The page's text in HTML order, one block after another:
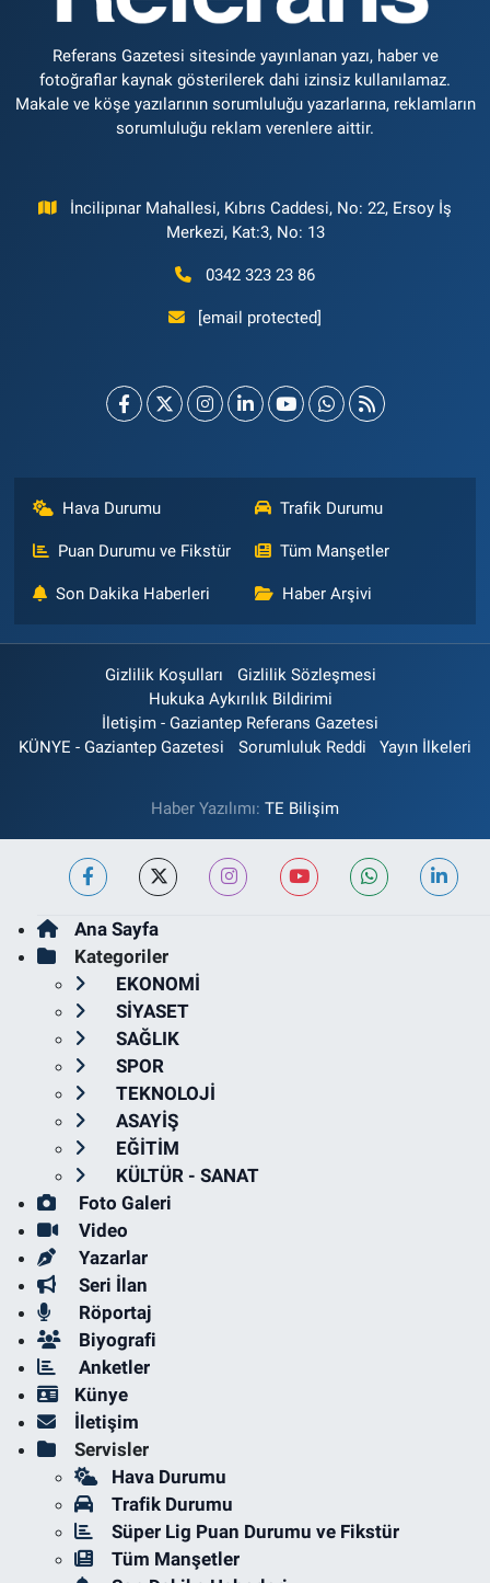
Referans Gazetesi sitesinde yayınlanan yazı, haber ve
fotoğraflar kaynak gösterilerek dahi izinsiz kullanılamaz.
Makale ve köşe yazılarının sorumluluğu yazarlarına, reklamların
sorumluluğu reklam verenlere aittir.
İncilipınar Mahallesi, Kıbrıs Caddesi, No: 22, Ersoy İş
Merkezi, Kat:3, No: 13
0342 323 23 86
[email protected]
Hava Durumu Trafik Durumu
Puan Durumu ve Fikstür Tüm Manşetler
Son Dakika Haberleri Haber Arşivi
Gizlilik Koşulları
Gizlilik Sözleşmesi
Hukuka Aykırılık Bildirimi
İletişim - Gaziantep Referans Gazetesi
KÜNYE - Gaziantep Gazetesi
Sorumluluk Reddi Yayın İlkeleri
Haber Yazılımı: TE Bilişim
Ana Sayfa
Kategoriler
EKONOMİ
SİYASET
SAĞLIK
SPOR
TEKNOLOJİ
ASAYİŞ
EĞİTİM
KÜLTÜR - SANAT
Foto Galeri
Video
Yazarlar
Seri İlan
Röportaj
Biyografi
Anketler
Künye
İletişim
Servisler
Hava Durumu
Trafik Durumu
Süper Lig Puan Durumu ve Fikstür
Tüm Manşetler